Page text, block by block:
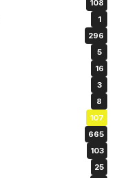
108
1
296
5
16
3
8
107
665
103
25